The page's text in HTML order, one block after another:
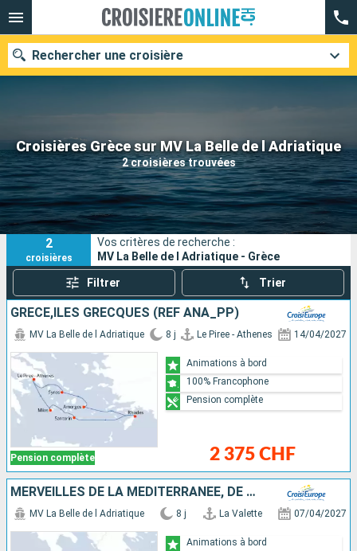
Croisières Grèce sur MV La Belle de l Adriatique
2 croisières trouvées
Rechercher une croisière
Nos destinations
Mois de départ
Ports Compagnies
Rechercher
2
croisières
Vos critères de recherche :
MV La Belle de l Adriatique - Grèce
Filtrer Trier
GRÈCE,ILES GRECQUES (REF ANA_PP)
Pension complète
MV La Belle de l Adriatique 8 j Le Piree - Athenes 14/04/2027
2 375 CHF
Animations à bord
100% Francophone
Pension complète
MERVEILLES DE LA MÉDITERRANÉE, DE MALTE À LA GRÈCE ANTIQUE
MV La Belle de l Adriatique 8 j La Valette 07/04/2027
Animations à bord